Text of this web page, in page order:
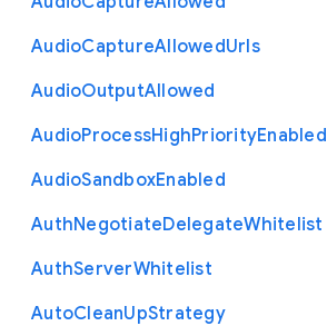
AudioCaptureAllowedUrls
AudioOutputAllowed
AudioProcessHighPriorityEnabled
AudioSandboxEnabled
AuthNegotiateDelegateWhitelist
AuthServerWhitelist
AutoCleanUpStrategy